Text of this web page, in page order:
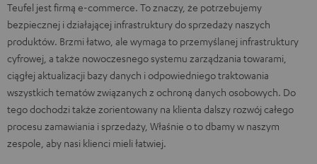
Teufel jest firmą e-commerce. To znaczy, że potrzebujemy
bezpiecznej i działającej infrastruktury do sprzedaży naszych
produktów. Brzmi łatwo, ale wymaga to przemyślanej infrastruktury
cyfrowej, a także nowoczesnego systemu zarządzania towarami,
ciągłej aktualizacji bazy danych i odpowiedniego traktowania
wszystkich tematów związanych z ochroną danych osobowych. Do
tego dochodzi także zorientowany na klienta dalszy rozwój całego
procesu zamawiania i sprzedaży, Właśnie o to dbamy w naszym
zespole, aby nasi klienci mieli łatwiej.